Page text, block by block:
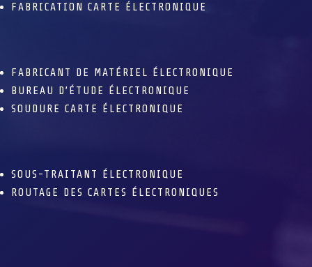
FABRICATION CARTE ÉLECTRONIQUE
FABRICANT DE MATÉRIEL ÉLECTRONIQUE
BUREAU D’ÉTUDE ÉLECTRONIQUE
SOUDURE CARTE ÉLECTRONIQUE
SOUS-TRAITANT ÉLECTRONIQUE
ROUTAGE DES CARTES ÉLECTRONIQUES